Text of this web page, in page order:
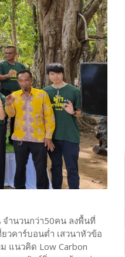
จำนวนกว่า50คน ลงพื้นที่
วคาร์บอนต่ำ เสวนาหัวข้อ
แนวคิด Low Carbon